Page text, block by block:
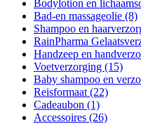
Bodylotion en
Bad-en massageolie (8)
Shampoo en
RainPharma
Handzeep en
Voetverzorging (15)
Baby shampoo en
Reisformaat (22)
Cadeaubon (1)
Accessoires (26)